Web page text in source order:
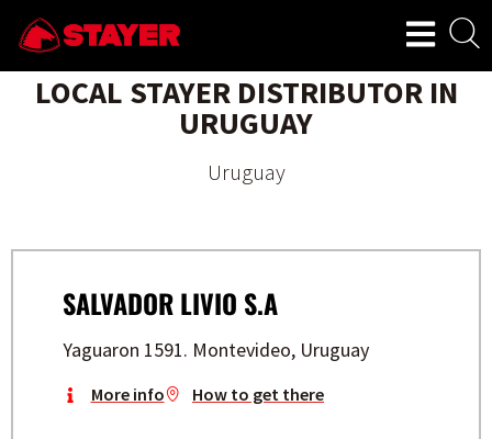
LOCAL STAYER DISTRIBUTOR IN
URUGUAY
Uruguay
SALVADOR LIVIO S.A
Yaguaron 1591. Montevideo, Uruguay
More info How to get there